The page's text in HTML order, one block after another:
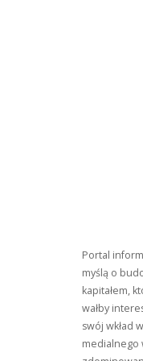
Portal
myślą o
kapitałem,
wałby
swój wkład
medialnego